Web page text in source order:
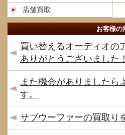
店舗買取
お客様の
買い替えるオーディオの
ありがとうございました！
また機会がありましたら
す。
サブウーファーの買取り